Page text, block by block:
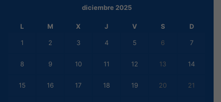
diciembre 2025
L M X J V S D
1 2 3 4 5 6 7
8 9 10 11 12 13 14
15 16 17 18 19 20 21